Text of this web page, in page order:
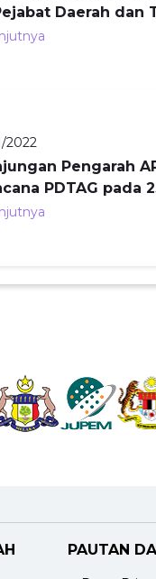
Daerah dan
2022
Pengarah
PDTAG pada
PAUTAN